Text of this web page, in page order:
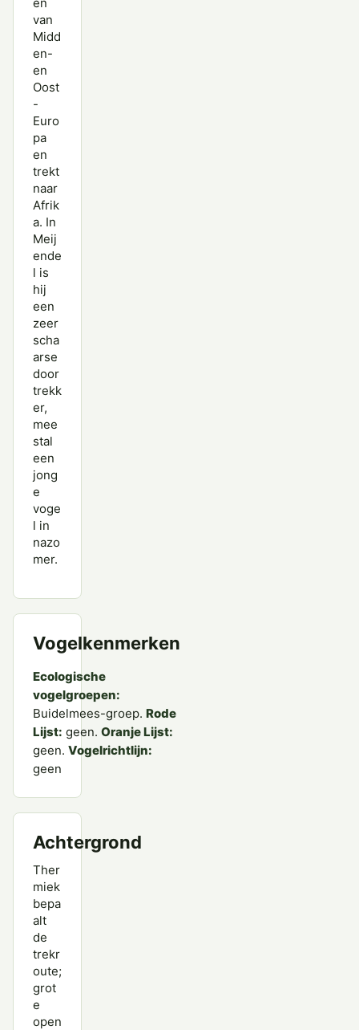
van
Midd
en-
en
Oost
-
Euro
pa
en
trekt
naar
Afrik
a. In
Meij
ende
l is
hij
een
zeer
scha
arse
door
trekk
er,
mee
stal
een
jong
e
voge
l in
nazo
mer.
Vogelkenmerken
Ecologische
vogelgroepen:
Buidelmees-groep. Rode
Lijst: geen. Oranje Lijst:
geen. Vogelrichtlijn:
geen
Achtergrond
Ther
miek
bepa
alt
de
trekr
oute;
grot
e
open